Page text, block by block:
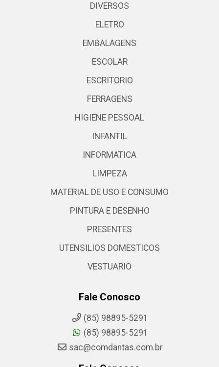
DIVERSOS
ELETRO
EMBALAGENS
ESCOLAR
ESCRITORIO
FERRAGENS
HIGIENE PESSOAL
INFANTIL
INFORMATICA
LIMPEZA
MATERIAL DE USO E CONSUMO
PINTURA E DESENHO
PRESENTES
UTENSILIOS DOMESTICOS
VESTUARIO
Fale Conosco
(85) 98895-5291
(85) 98895-5291
sac@comdantas.com.br